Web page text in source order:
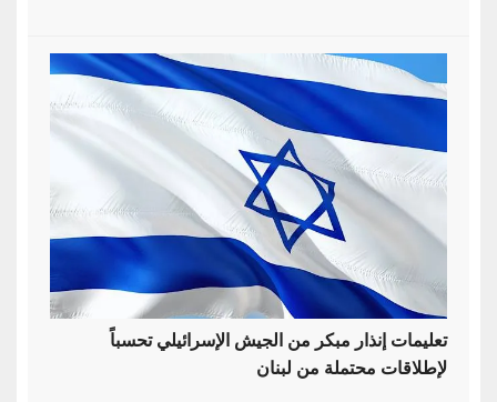
تعليمات إنذار مبكر من الجيش الإسرائيلي تحسباً
لإطلاقات محتملة من لبنان